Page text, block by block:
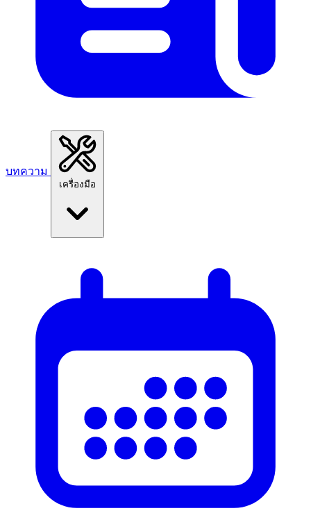
บทความ
เครื่องมือ